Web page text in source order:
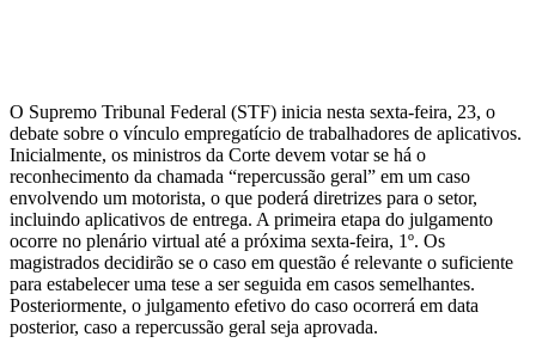
O Supremo Tribunal Federal (STF) inicia nesta sexta-feira, 23, o
debate sobre o vínculo empregatício de trabalhadores de aplicativos.
Inicialmente, os ministros da Corte devem votar se há o
reconhecimento da chamada “repercussão geral” em um caso
envolvendo um motorista, o que poderá diretrizes para o setor,
incluindo aplicativos de entrega. A primeira etapa do julgamento
ocorre no plenário virtual até a próxima sexta-feira, 1º. Os
magistrados decidirão se o caso em questão é relevante o suficiente
para estabelecer uma tese a ser seguida em casos semelhantes.
Posteriormente, o julgamento efetivo do caso ocorrerá em data
posterior, caso a repercussão geral seja aprovada.